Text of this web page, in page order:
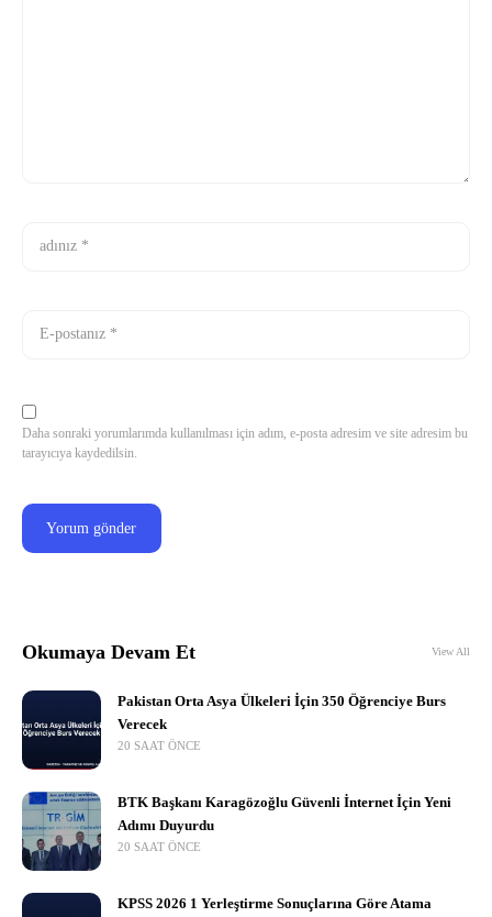
Daha sonraki yorumlarımda kullanılması için adım, e-posta adresim ve site adresim bu
tarayıcıya kaydedilsin.
Okumaya Devam Et View All
Pakistan Orta Asya Ülkeleri İçin 350 Öğrenciye Burs
Verecek
20 SAAT ÖNCE
BTK Başkanı Karagözoğlu Güvenli İnternet İçin Yeni
Adımı Duyurdu
20 SAAT ÖNCE
KPSS 2026 1 Yerleştirme Sonuçlarına Göre Atama